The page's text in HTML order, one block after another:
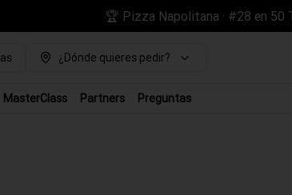
🏆 Pizza Napolitana · #28 en
¿Dónde quieres pedir?
MasterClass Partners Preguntas